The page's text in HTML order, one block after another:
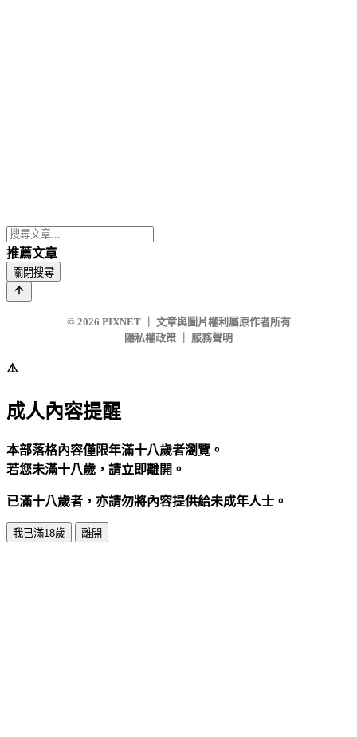
推薦文章
關閉搜尋
© 2026 PIXNET
文章與圖片權利屬原作者所有
隱私權政策
服務聲明
⚠️
成人內容提醒
本部落格內容僅限年滿十八歲者瀏覽。
若您未滿十八歲，請立即離開。
已滿十八歲者，亦請勿將內容提供給未成年人士。
我已滿18歲 離開